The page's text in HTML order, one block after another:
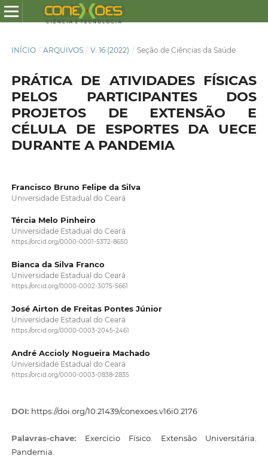
INÍCIO / ARQUIVOS / V. 16 (2022) / Seção de Ciências da Saúde
PRÁTICA DE ATIVIDADES FÍSICAS
PELOS PARTICIPANTES DOS
PROJETOS DE EXTENSÃO E
CÉLULA DE ESPORTES DA UECE
DURANTE A PANDEMIA
Francisco Bruno Felipe da Silva
Universidade Estadual do Ceará
Tércia Melo Pinheiro
Universidade Estadual do Ceará
https://orcid.org/0000-0001-5372-8650
Bianca da Silva Franco
Universidade Estadual do Ceará
https://orcid.org/0000-0002-3075-5661
José Airton de Freitas Pontes Júnior
Universidade Estadual do Ceará
https://orcid.org/0000-0003-2045-2461
André Accioly Nogueira Machado
Universidade Estadual do Ceará
https://orcid.org/0000-0003-0838-2835
DOI: https://doi.org/10.21439/conexoes.v16i0.2176
Palavras-chave: Exercício Físico. Extensão Universitária.
Pandemia.